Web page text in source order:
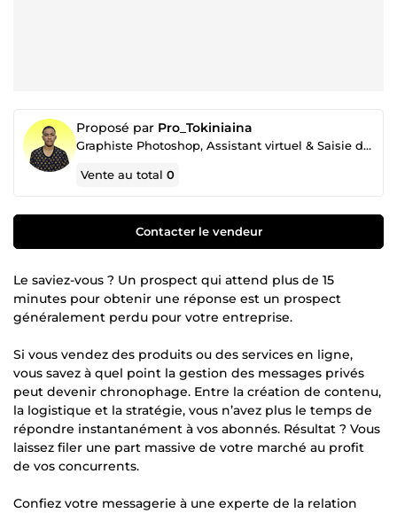
Proposé par Pro_Tokiniaina
Graphiste Photoshop, Assistant virtuel & Saisie de données
Vente au total0
Contacter le vendeur
Le saviez-vous ? Un prospect qui attend plus de 15
minutes pour obtenir une réponse est un prospect
généralement perdu pour votre entreprise.
Si vous vendez des produits ou des services en ligne,
vous savez à quel point la gestion des messages privés
peut devenir chronophage. Entre la création de contenu,
la logistique et la stratégie, vous n’avez plus le temps de
répondre instantanément à vos abonnés. Résultat ? Vous
laissez filer une part massive de votre marché au profit
de vos concurrents.
Confiez votre messagerie à une experte de la relation